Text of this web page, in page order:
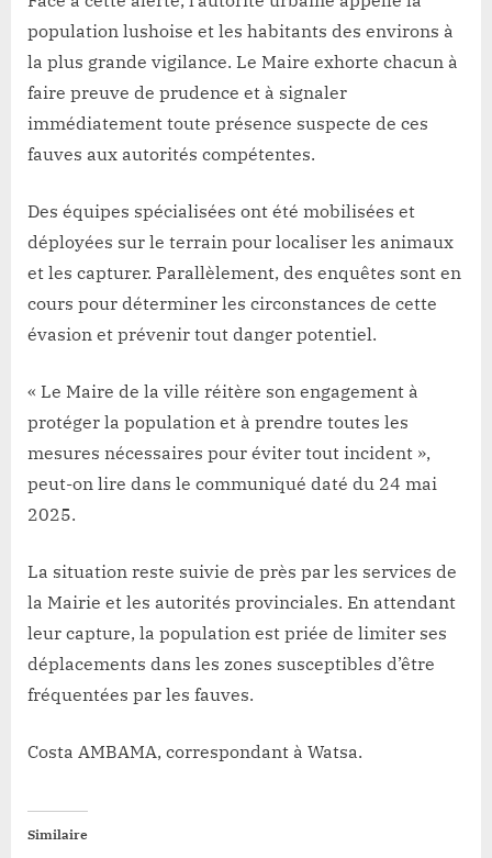
population lushoise et les habitants des environs à
la plus grande vigilance. Le Maire exhorte chacun à
faire preuve de prudence et à signaler
immédiatement toute présence suspecte de ces
fauves aux autorités compétentes.
Des équipes spécialisées ont été mobilisées et
déployées sur le terrain pour localiser les animaux
et les capturer. Parallèlement, des enquêtes sont en
cours pour déterminer les circonstances de cette
évasion et prévenir tout danger potentiel.
« Le Maire de la ville réitère son engagement à
protéger la population et à prendre toutes les
mesures nécessaires pour éviter tout incident »,
peut-on lire dans le communiqué daté du 24 mai
2025.
La situation reste suivie de près par les services de
la Mairie et les autorités provinciales. En attendant
leur capture, la population est priée de limiter ses
déplacements dans les zones susceptibles d’être
fréquentées par les fauves.
Costa AMBAMA, correspondant à Watsa.
Similaire